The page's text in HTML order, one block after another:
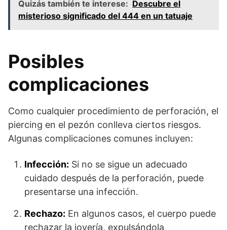
Quizás también te interese: Descubre el
misterioso significado del 444 en un tatuaje
Posibles
complicaciones
Como cualquier procedimiento de perforación, el
piercing en el pezón conlleva ciertos riesgos.
Algunas complicaciones comunes incluyen:
Infección: Si no se sigue un adecuado
cuidado después de la perforación, puede
presentarse una infección.
Rechazo: En algunos casos, el cuerpo puede
rechazar la joyería, expulsándola